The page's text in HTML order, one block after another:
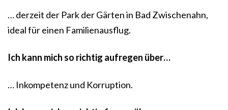
… derzeit der Park der Gärten in Bad Zwischenahn,
ideal für einen Familienausflug.
Ich kann mich so richtig aufregen über…
… Inkompetenz und Korruption.